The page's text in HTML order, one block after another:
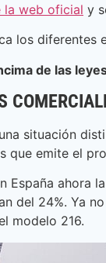
la web oficial y
los diferentes
de las
situación
que emite el
España ahora
del 24%. Ya
modelo 216.